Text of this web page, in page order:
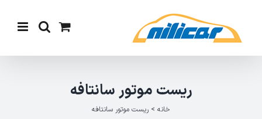
content
ریست موتور سانتافه
خانه > ریست موتور سانتافه